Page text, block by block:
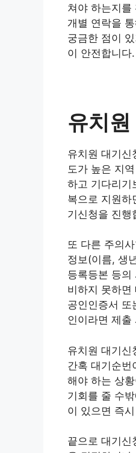
쳐야 하는지를
개별 연락을
궁금한 점이
이 안전합니다.
유치
유치원 대기신
도가 높은 지
하고 기다리기
복으로 지원하
기신청을 진행
또 다른 주의
정보(이름, 생
등록등본 등의
비하지 못하면
공인인증서 또
인이라면 제출
유치원 대기신
간혹 대기순번
해야 하는 상
기회를 줄 수
이 있으면 즉
끝으로 대기신